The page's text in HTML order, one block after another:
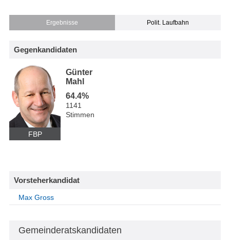
Ergebnisse Polit. Laufbahn
Gegenkandidaten
FBP
Günter
Mahl
64.4%
1141
Stimmen
Vorsteherkandidat
Max Gross
Gemeinderatskandidaten